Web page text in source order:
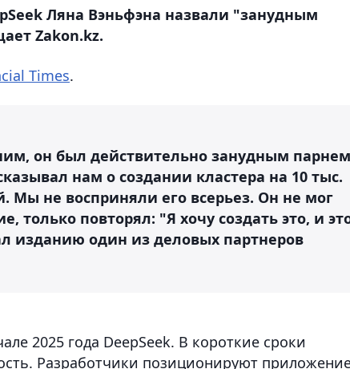
Ляна Вэньфэна назвали "занудным
Zakon.kz.
Times.
он был действительно занудным парнем
нам о создании кластера на 10 тыс.
Мы не восприняли его всерьез. Он не мог
только повторял: "Я хочу создать это, и
изданию один из деловых партнеров
2025 года DeepSeek. В короткие сроки
Разработчики позиционируют